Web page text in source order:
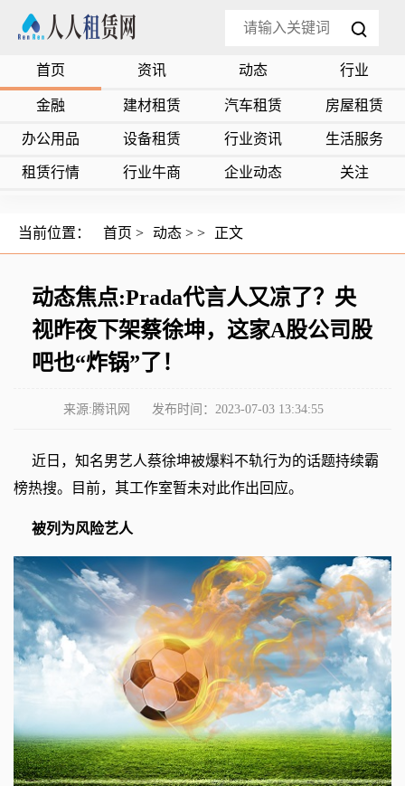
首页 资讯 动态 行业
金融 建材租赁 汽车租赁 房屋租赁
办公用品 设备租赁 行业资讯 生活服务
租赁行情 行业牛商 企业动态 关注
当前位置： 首页 > 动态 > > 正文
动态焦点:Prada代言人又凉了？央
视昨夜下架蔡徐坤，这家A股公司股
吧也“炸锅”了！
来源:腾讯网 发布时间：2023-07-03 13:34:55
近日，知名男艺人蔡徐坤被爆料不轨行为的话题持续霸
榜热搜。目前，其工作室暂未对此作出回应。
被列为风险艺人